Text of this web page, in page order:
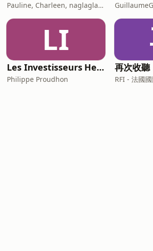
Pauline, Charleen, naglaglasson, Élabète
LI
Les Investisseurs Heureux : le podcast sans langue de bois
Philippe Proudhon
再次收聽
RFI - 法國